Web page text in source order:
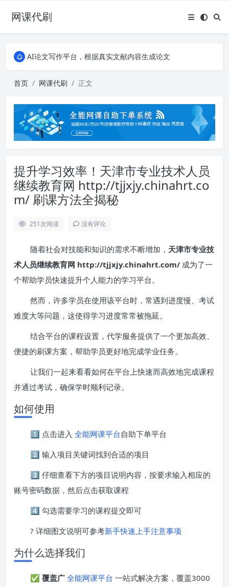
网课代刷
AI论文写作平台，根据真实文献内容生成论文
首页
网课代刷 正文
提升学习效率！天津市专业技术人员
继续教育网 http://tjjxjy.chinahrt.co
m/ 刷课方法全揭秘
251次阅读 没有评论
随着社会对技能和知识的需求不断增加， 天津市专业技
术人员继续教育网 http://tjjxjy.chinahrt.com/ 成为了一
个帮助学员快速提升个人能力的学习平台。
然而，许多学员在使用该平台时，常遇到进度慢、考试
难度大等问题，这使得学习进度常常被拖延。
结合平台的课程设置，代学服务提供了一个更加高效、
便捷的刷课方案，帮助学员更好地完成学业任务。
让我们一起来看看如何在平台上快速而高效地完成课程
并通过考试，确保学时顺利记录。
如何使用
1️⃣ 点击进入 全能网课平台自助下单平台
2️⃣ 输入项目关键词找到合适的项目
3️⃣ 仔细查看下方的项目说明内容，按要求输入相应的
账号密码数据，然后点击获取课程
4️⃣ 勾选需要学习的课程提交即可
? 详细图文说明可参考新手快速上手注意事项
为什么选择我们
✅ 覆盖广 全能网课平台 一站式解决方案，覆盖3000